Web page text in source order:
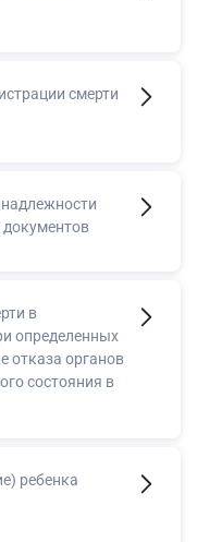
смерти
в
определенных
отказа органов
состояния в
ребенка